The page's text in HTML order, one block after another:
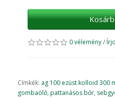
0 vélemény/
Címkék: ag 100 ezüst kolloid 300
gombaölő, pattanásos bőr,